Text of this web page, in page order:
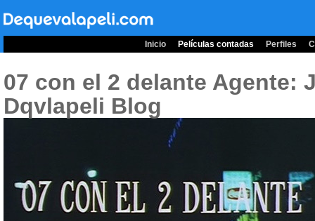
Inicio Películas contadas Perfiles
07 con el 2 delante Agente:
Dqvlapeli Blog